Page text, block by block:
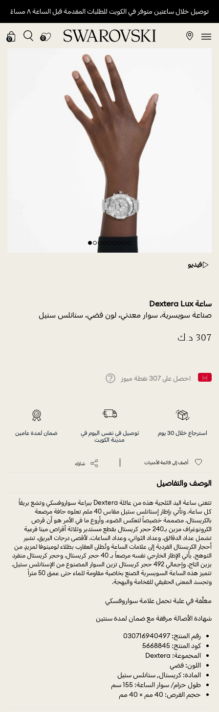
توصيل خلال ساعتين متوفر في الكويت للطلبات المقدمة قبل الساعة ٨ مساءً
0
0
فيديو
ساعة Dextera Lux
صناعة سويسرية، سوار معدني، لون فضي، ستانلس ستيل
احصل على 307 نقطة ميوز
استرجاع خلال 30 يوم
توصيل في نفس اليوم في
مدينة الكويت
ضمان لمدة عامين
أضف إلى قائمة الأمنيات شارك
الوصف والتفاصيل
تتغنى ساعة اليد الثلجية هذه من عائلة Dextera ببراعة سواروفسكي وتشع بريقاً
كل ساعة. وتأتي بإطار إستانلس ستيل مقاس 40 ملم تعلوه حافة مرصعة
بالكريستال، مصممة خصيصاً لتعكس الضوء. وأروع ما في الأمر هو أن قرص
الكرونوغراف مزين بـ240 حجر كريستال بقطع مستدير وثلاثة أقراص مينا فرعية
تشمل عداد الدقائق، وعداد الثواني، وعداد الساعات. لأقصى درجات البريق، تشير
أحجار الكريستال الفردية إلى علامات الساعة وتُطلى العقارب بطلاء لومينوفا لمزيدٍ من
التوهج. يأتي الإطار الخارجي نفسه مرصعاً بـ 40 حجر كريستال، وحجر كريستال منفرد
يزين التاج، وإجمالي 492 حجر كريستال تزين السوار المصنوع من الإستانلس ستيل.
تتميز هذه الساعة السويسرية الصنع بخاصية مقاومة للماء حتى عمق 50 متراً
وتجسد المعنى الحقيقي للفخامة والبهجة.
مغلّفة في علبة تحمل علامة سواروفسكي
شهادة الأصالة مرفقة مع ضمان لمدة سنتين
رقم المنتج: 030716940497
كود المنتج: 5668845
المجموعة: Dextera
اللون: فضي
المادة: كريستال, ستانلس ستيل
طول حزام/ سوار الساعة: 155 سم
حجم القرص: 40 مم × 40 مم